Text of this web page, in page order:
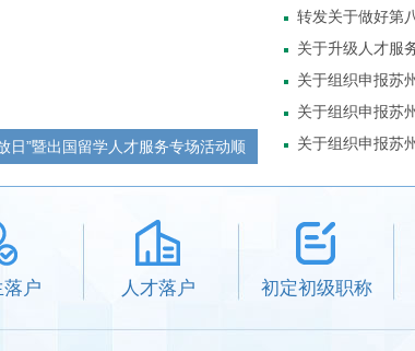
日”暨出国留学人才服务专场活动顺
转发关于做好第
关于升级人才服
关于组织申报苏
关于组织申报苏
关于组织申报苏
户 人才落户 初定初级职称